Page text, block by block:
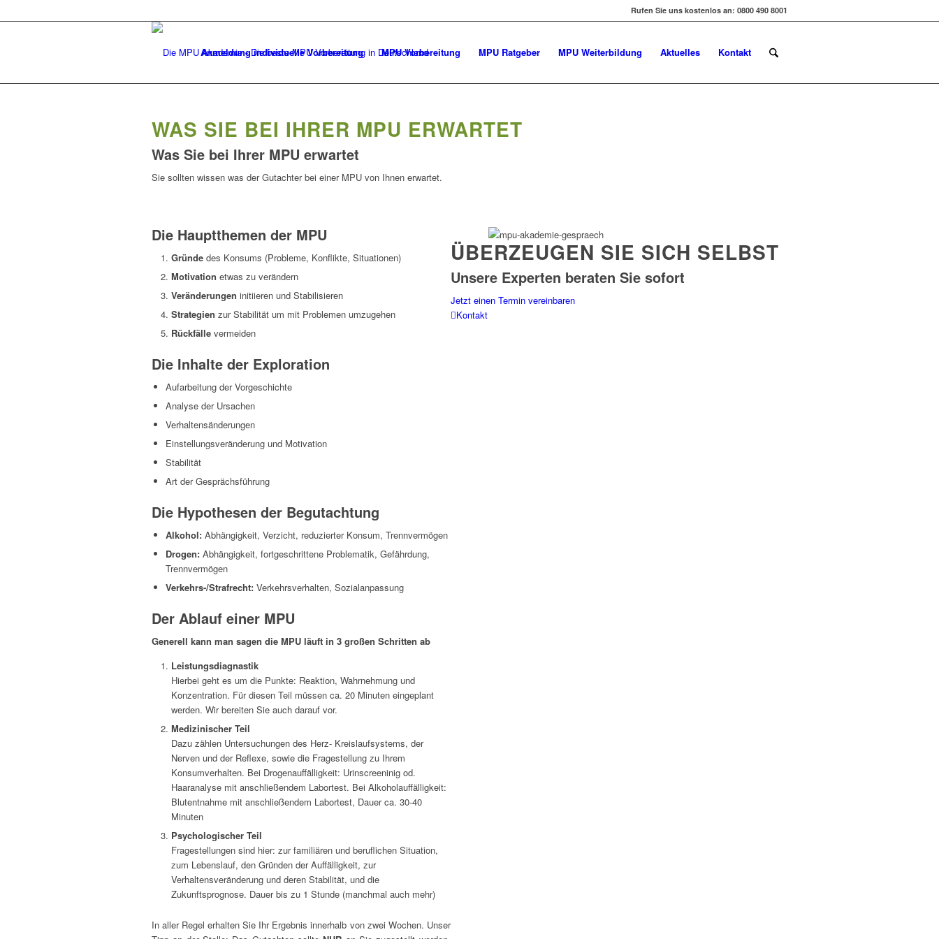
Rufen Sie uns kostenlos an: 0800 490 8001
Anmeldung individuelle Vorbereitung MPU Vorbereitung MPU Ratgeber MPU Weiterbildung Aktuelles Kontakt
WAS SIE BEI IHRER MPU ERWARTET
Was Sie bei Ihrer MPU erwartet
Sie sollten wissen was der Gutachter bei einer MPU von Ihnen erwartet.
Die Hauptthemen der MPU
Gründe des Konsums (Probleme, Konflikte, Situationen)
Motivation etwas zu verändern
Veränderungen initiieren und Stabilisieren
Strategien zur Stabilität um mit Problemen umzugehen
Rückfälle vermeiden
Die Inhalte der Exploration
Aufarbeitung der Vorgeschichte
Analyse der Ursachen
Verhaltensänderungen
Einstellungsveränderung und Motivation
Stabilität
Art der Gesprächsführung
Die Hypothesen der Begutachtung
Alkohol: Abhängigkeit, Verzicht, reduzierter Konsum, Trennvermögen
Drogen: Abhängigkeit, fortgeschrittene Problematik, Gefährdung,
Trennvermögen
Verkehrs-/Strafrecht: Verkehrsverhalten, Sozialanpassung
Der Ablauf einer MPU
Generell kann man sagen die MPU läuft in 3 großen Schritten ab
Leistungsdiagnastik
Hierbei geht es um die Punkte: Reaktion, Wahrnehmung und
Konzentration. Für diesen Teil müssen ca. 20 Minuten eingeplant
werden. Wir bereiten Sie auch darauf vor.
Medizinischer Teil
Dazu zählen Untersuchungen des Herz- Kreislaufsystems, der
Nerven und der Reflexe, sowie die Fragestellung zu Ihrem
Konsumverhalten. Bei Drogenauffälligkeit: Urinscreeninig od.
Haaranalyse mit anschließendem Labortest. Bei Alkoholauffälligkeit:
Blutentnahme mit anschließendem Labortest, Dauer ca. 30-40
Minuten
Psychologischer Teil
Fragestellungen sind hier: zur familiären und beruflichen Situation,
zum Lebenslauf, den Gründen der Auffälligkeit, zur
Verhaltensveränderung und deren Stabilität, und die
Zukunftsprognose. Dauer bis zu 1 Stunde (manchmal auch mehr)
In aller Regel erhalten Sie Ihr Ergebnis innerhalb von zwei Wochen. Unser
ÜBERZEUGEN SIE SICH SELBST
Unsere Experten beraten Sie sofort
Jetzt einen Termin vereinbaren
Kontakt